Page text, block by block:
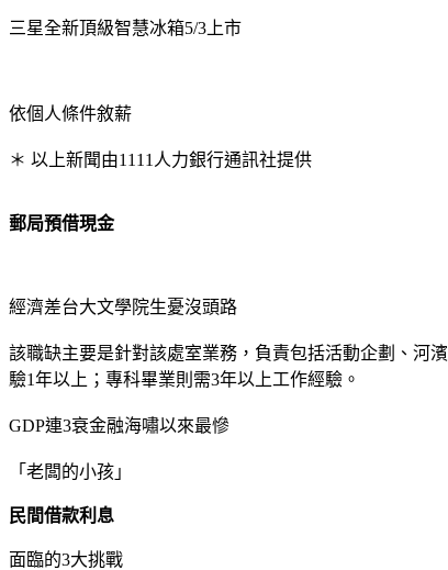
三星全新頂級智慧冰箱5/3上市
依個人條件敘薪
＊ 以上新聞由1111人力銀行通訊社提供
郵局預借現金
經濟差台大文學院生憂沒頭路
該職缺主要是針對該處室業務，負責包括活動企劃、河
驗1年以上；專科畢業則需3年以上工作經驗。
GDP連3衰金融海嘯以來最慘
「老闆的小孩」
民間借款利息
面臨的3大挑戰